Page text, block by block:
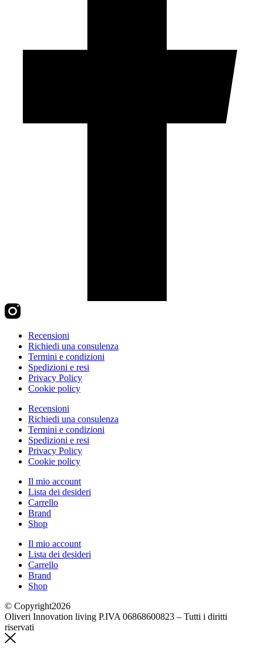
Recensioni
Richiedi una consulenza
Termini e condizioni
Spedizioni e resi
Privacy Policy
Cookie policy
Recensioni
Richiedi una consulenza
Termini e condizioni
Spedizioni e resi
Privacy Policy
Cookie policy
Il mio account
Lista dei desideri
Carrello
Brand
Shop
Il mio account
Lista dei desideri
Carrello
Brand
Shop
© Copyright2026
Oliveri Innovation living P.IVA 06868600823 – Tutti i diritti
riservati